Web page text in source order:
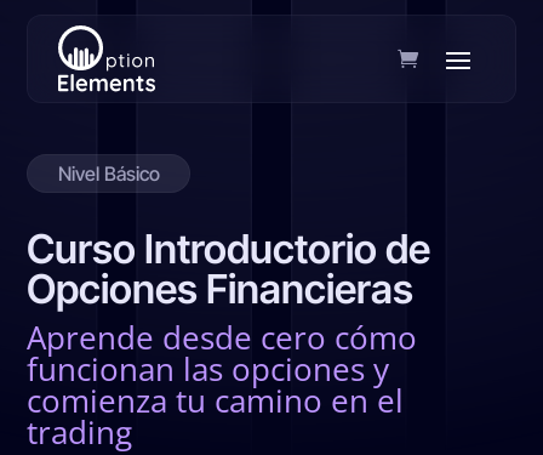
Nivel Básico
Curso Introductorio de
Opciones Financieras
Aprende desde cero cómo
funcionan las opciones y
comienza tu camino en el
trading